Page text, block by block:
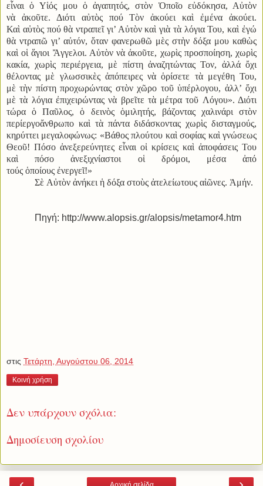
εἶναι ὁ Υἱός μου ὁ ἀγαπητός, στὸν Ὁποῖο εὐδόκησα, Αὐτὸν
νὰ ἀκοῦτε. Διότι αὐτὸς πού Τὸν ἀκούει καὶ ἐμένα ἀκούει.
Καὶ αὐτὸς πού θὰ ντραπεῖ γι’ Αὐτὸν καὶ γιὰ τὰ λόγια Του, καὶ ἐγώ
θὰ ντραπῶ γι’ αὐτόν, ὅταν φανερωθῶ μὲς στὴν δόξα μου καθὼς
καὶ οἱ ἅγιοι Ἄγγελοι. Αὐτὸν νὰ ἀκοῦτε, χωρὶς προσποίηση, χωρὶς
κακία, χωρὶς περιέργεια, μὲ πίστη ἀναζητώντας Τον, ἀλλά ὄχι
θέλοντας μὲ γλωσσικὲς ἀπόπειρες νὰ ὁρίσετε τὰ μεγέθη Του,
μὲ τὴν πίστη προχωρώντας στὸν χῶρο τοῦ ὑπέρλογου, ἀλλ’ ὄχι
μὲ τὰ λόγια ἐπιχειρώντας νὰ βρεῖτε τὰ μέτρα τοῦ Λόγου». Διότι
τώρα ὁ Παῦλος, ὁ δεινὸς ὁμιλητής, βάζοντας χαλινάρι στὸν
περίεργοἄνθρωπο καὶ τὰ πάντα διδάσκοντας χωρὶς δισταγμούς,
κηρύττει μεγαλοφώνως: «Βάθος πλούτου καὶ σοφίας καὶ γνώσεως
Θεοῦ! Πόσο ἀνεξερεύνητες εἶναι οἱ κρίσεις καὶ ἀποφάσεις Του
καὶ πόσο ἀνεξιχνίαστοι οἱ δρόμοι, μέσα ἀπό
τούς ὁποίους ἐνεργεῖ!»
Σὲ Αὐτὸν ἀνήκει ἡ δόξα στοὺς ἀτελείωτους αἰῶνες. Ἀμήν.
Πηγή: http://www.alopsis.gr/alopsis/metamor4.htm
στις Τετάρτη, Αυγούστου 06, 2014
Κοινή χρήση
Δεν υπάρχουν σχόλια:
Δημοσίευση σχολίου